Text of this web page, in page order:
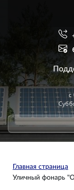
с
Главная страница
Уличный фонарь